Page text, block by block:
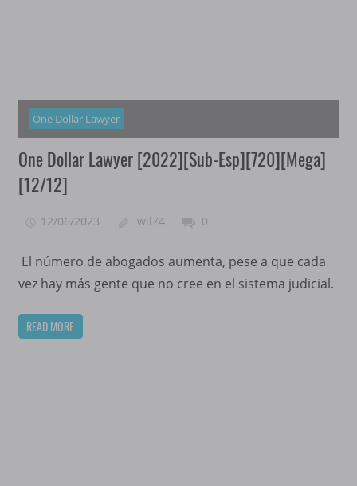
One Dollar Lawyer
One Dollar Lawyer [2022][Sub-Esp][720][Mega]
[12/12]
12/06/2023 wil74 0
El número de abogados aumenta, pese a que cada
vez hay más gente que no cree en el sistema judicial.
READ MORE